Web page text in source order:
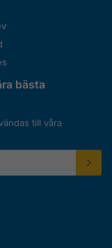
bästa
till våra